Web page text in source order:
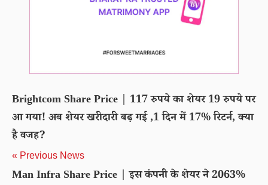
Brightcom Share Price | 117 रुपये का शेयर 19 रुपये पर
आ गया! अब शेयर खरीदारी बढ़ गई ,1 दिन में 17% रिटर्न, क्या
है वजह?
« Previous News
Man Infra Share Price | इस कंपनी के शेयर ने 2063%